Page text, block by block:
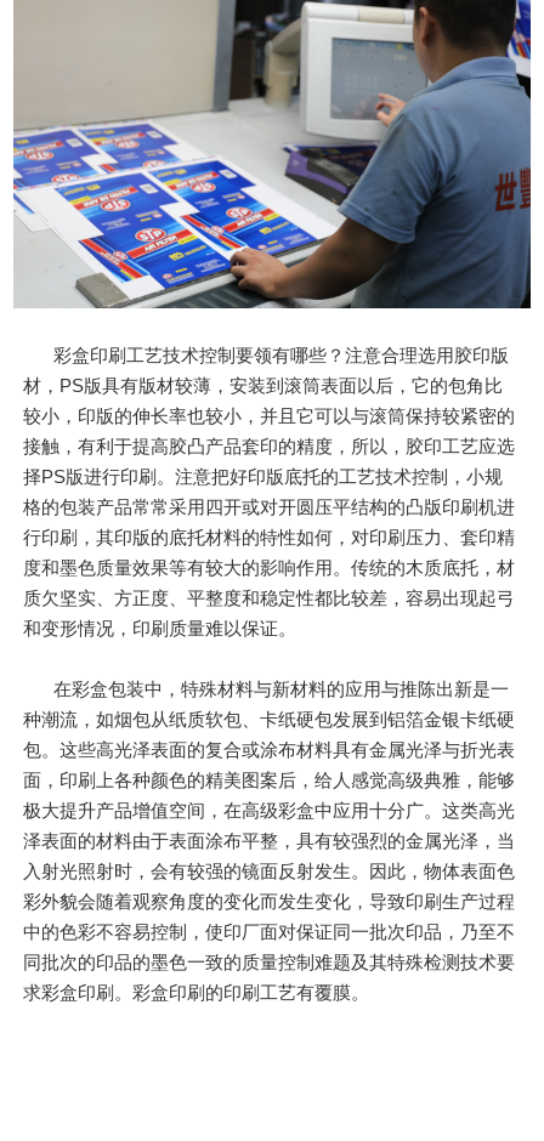
彩盒印刷工艺技术控制要领有哪些？注意合理选用胶印版
材，PS版具有版材较薄，安装到滚筒表面以后，它的包角比
较小，印版的伸长率也较小，并且它可以与滚筒保持较紧密的
接触，有利于提高胶凸产品套印的精度，所以，胶印工艺应选
择PS版进行印刷。注意把好印版底托的工艺技术控制，小规
格的包装产品常常采用四开或对开圆压平结构的凸版印刷机进
行印刷，其印版的底托材料的特性如何，对印刷压力、套印精
度和墨色质量效果等有较大的影响作用。传统的木质底托，材
质欠坚实、方正度、平整度和稳定性都比较差，容易出现起弓
和变形情况，印刷质量难以保证。
在彩盒包装中，特殊材料与新材料的应用与推陈出新是一
种潮流，如烟包从纸质软包、卡纸硬包发展到铝箔金银卡纸硬
包。这些高光泽表面的复合或涂布材料具有金属光泽与折光表
面，印刷上各种颜色的精美图案后，给人感觉高级典雅，能够
极大提升产品增值空间，在高级彩盒中应用十分广。这类高光
泽表面的材料由于表面涂布平整，具有较强烈的金属光泽，当
入射光照射时，会有较强的镜面反射发生。因此，物体表面色
彩外貌会随着观察角度的变化而发生变化，导致印刷生产过程
中的色彩不容易控制，使印厂面对保证同一批次印品，乃至不
同批次的印品的墨色一致的质量控制难题及其特殊检测技术要
求彩盒印刷。彩盒印刷的印刷工艺有覆膜。